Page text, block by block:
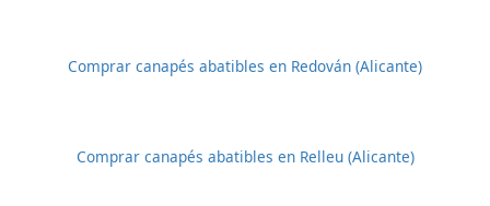
Comprar canapés abatibles en Redován (Alicante)
Comprar canapés abatibles en Relleu (Alicante)